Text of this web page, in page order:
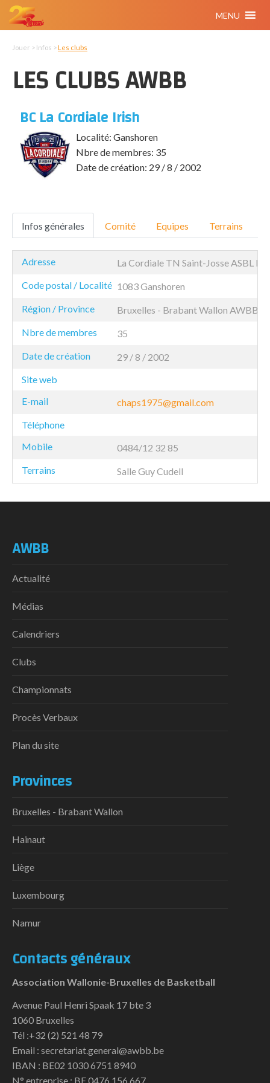
MENU
Jouer > Infos >Les clubs
LES CLUBS AWBB
BC La Cordiale Irish
Localité: Ganshoren
Nbre de membres: 35
Date de création: 29 / 8 / 2002
Infos générales Comité Equipes Terrains
Adresse
La Cordiale TN Saint-Josse ASBL
Code postal / Localité 1083 Ganshoren
Région / Province
Bruxelles - Brabant Wallon AWBB
Nbre de membres
35
Date de création
29 / 8 / 2002
Site web
E-mail
chaps1975@gmail.com
Téléphone
Mobile
0484/12 32 85
Terrains
Salle Guy Cudell
AWBB
Actualité
Médias
Calendriers
Clubs
Championnats
Procès Verbaux
Plan du site
Provinces
Bruxelles - Brabant Wallon
Hainaut
Liège
Luxembourg
Namur
Contacts généraux
Association Wallonie-Bruxelles de Basketball
Avenue Paul Henri Spaak 17 bte 3
1060 Bruxelles
Tél :+32 (2) 521 48 79
Email : secretariat.general@awbb.be
IBAN : BE02 1030 6751 8940
N° entreprise : BE 0476 156 667